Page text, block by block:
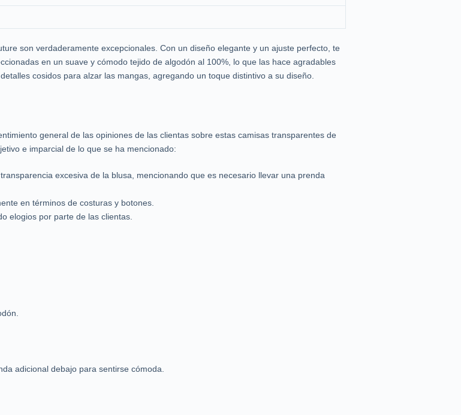
son verdaderamente excepcionales. Con un diseño elegante y un ajuste perfecto, te
en un suave y cómodo tejido de algodón al 100%, lo que las hace agradables
cosidos para alzar las mangas, agregando un toque distintivo a su diseño.
general de las opiniones de las clientas sobre estas camisas transparentes de
e imparcial de lo que se ha mencionado:
excesiva de la blusa, mencionando que es necesario llevar una prenda
en términos de costuras y botones.
elogios por parte de las clientas.
adicional debajo para sentirse cómoda.